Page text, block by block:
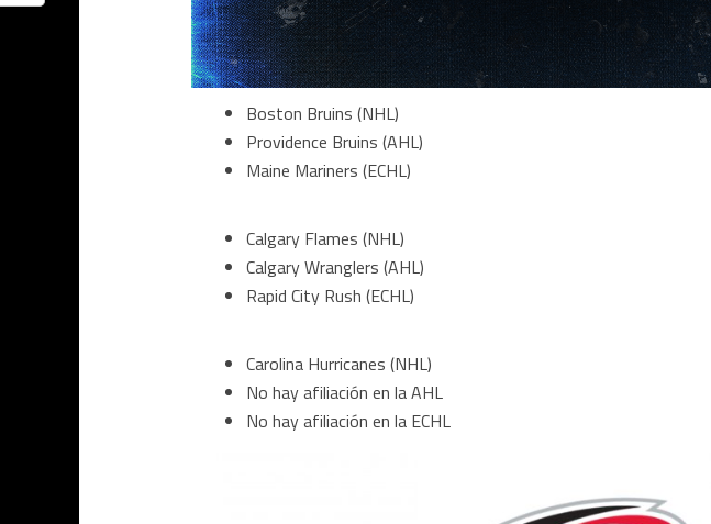
Boston Bruins (NHL)
Providence Bruins (AHL)
Maine Mariners (ECHL)
Calgary Flames (NHL)
Calgary Wranglers (AHL)
Rapid City Rush (ECHL)
Carolina Hurricanes (NHL)
No hay afiliación en la AHL
No hay afiliación en la ECHL